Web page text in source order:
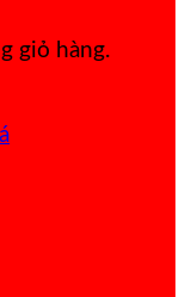
giỏ hàng.